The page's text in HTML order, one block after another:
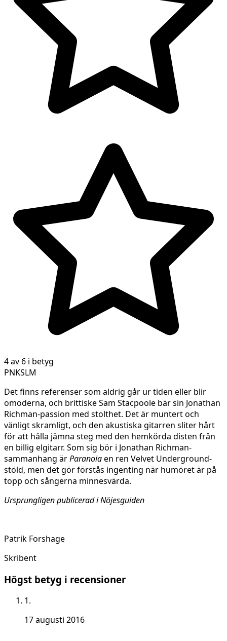
4 av 6 i betyg
PNKSLM
Det finns referenser som aldrig går ur tiden eller blir
omoderna, och brittiske Sam Stacpoole bär sin Jonathan
Richman-passion med stolthet. Det är muntert och
vänligt skramligt, och den akustiska gitarren sliter hårt
för att hålla jämna steg med den hemkörda disten från
en billig elgitarr. Som sig bör i Jonathan Richman-
sammanhang ärParanoiaen ren Velvet Underground-
stöld, men det gör förstås ingenting när humöret är på
topp och sångerna minnesvärda.
Ursprungligen publicerad i Nöjesguiden
Patrik Forshage
Skribent
Högst betyg i recensioner
1.
17 augusti 2016